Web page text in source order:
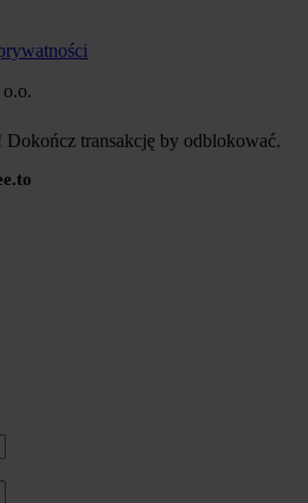
Dokończ transakcję by odblokować.